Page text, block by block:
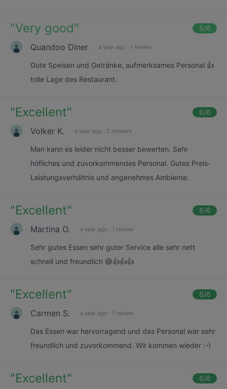
"Very good" 5/6
Quandoo Diner a year ago · 1 review
Gute Speisen und Getränke, aufmerksames Personal 👍
tolle Lage des Restaurant.
"Excellent" 6/6
Volker K. a year ago · 2 reviews
Man kann es leider nicht besser bewerten. Sehr
höfliches und zuvorkommendes Personal. Gutes Preis-
Leistungsverhältnis und angenehmes Ambiente.
"Excellent" 6/6
Martina O. a year ago · 1 review
Sehr gutes Essen sehr guter Service alle sehr nett
schnell und freundlich 😅👍👍👍
"Excellent" 6/6
Carmen S. a year ago · 1 review
Das Essen war hervorragend und das Personal war sehr
freundlich und zuvorkommend. Wir kommen wieder :-)
"Excellent" 6/6